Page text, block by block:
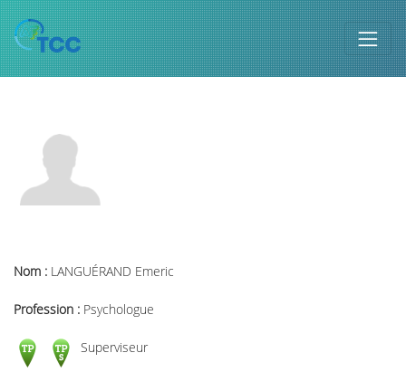
Nom : LANGUÉRAND Emeric
Profession : Psychologue
Superviseur